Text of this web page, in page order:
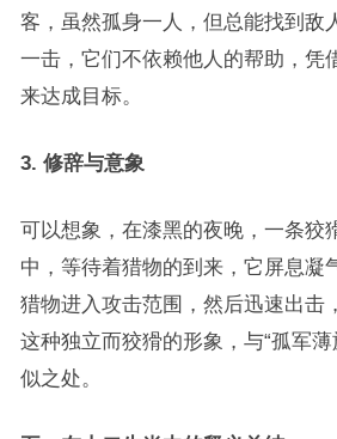
客，虽然孤身一人，但总能找到敌
一击，它们不依赖他人的帮助，凭
来达成目标。
3. 修辞与意象
可以想象，在漆黑的夜晚，一条狡
中，等待着猎物的到来，它屏息凝
猎物进入攻击范围，然后迅速出击
这种独立而狡猾的形象，与“孤军
似之处。